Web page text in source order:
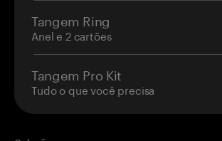
Tangem Ring
Anel e 2 cartões
Tangem Pro Kit
Tudo o que você precisa